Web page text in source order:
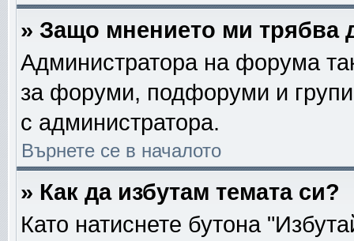
» Защо мнението ми трябва
Администратора на форума
за форуми, подфоруми и
с администратора.
Върнете се в началото
» Как да избутам темата си?
Като натиснете бутона